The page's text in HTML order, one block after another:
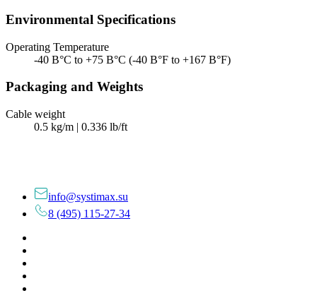
Environmental Specifications
Operating Temperature
-40 В°C to +75 В°C (-40 В°F to +167 В°F)
Packaging and Weights
Cable weight
0.5 kg/m | 0.336 lb/ft
info@systimax.su
8 (495) 115-27-34